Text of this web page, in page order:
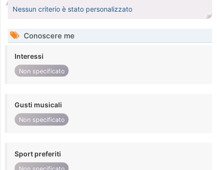
Nessun criterio è stato personalizzato
Conoscere me
Interessi
Non specificato
Gusti musicali
Non specificato
Sport preferiti